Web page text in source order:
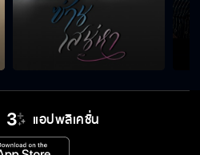
แอปพลิเคชั่น